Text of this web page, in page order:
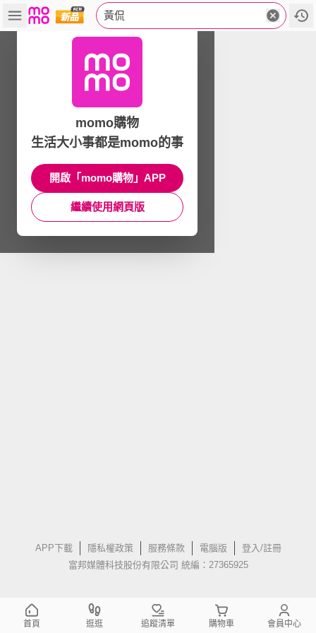
黃侃
APP下載 隱私權政策 服務條款 電腦版
登入/註冊
富邦媒體科技股份有限公司 統編：27365925
momo購物
生活大小事都是momo的事
開啟「momo購物」APP
繼續使用網頁版
首頁 逛逛 追蹤清單 購物車 會員中心